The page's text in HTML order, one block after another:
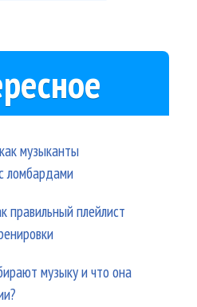
музыканты
ломбардами
правильный плейлист
музыку и что она